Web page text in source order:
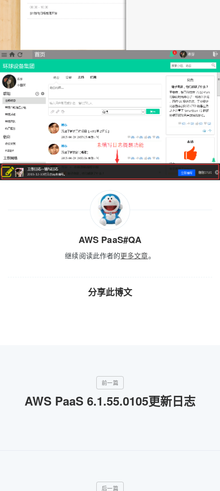
AWS PaaS#QA
继续阅读此作者的更多文章。
分享此博文
AWS PaaS 6.1.55.0105更新日志